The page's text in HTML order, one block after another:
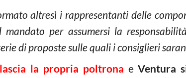
altresì i rappresentanti delle
per assumersi la
di proposte sulle quali i consiglieri
la propria poltrona eVentura